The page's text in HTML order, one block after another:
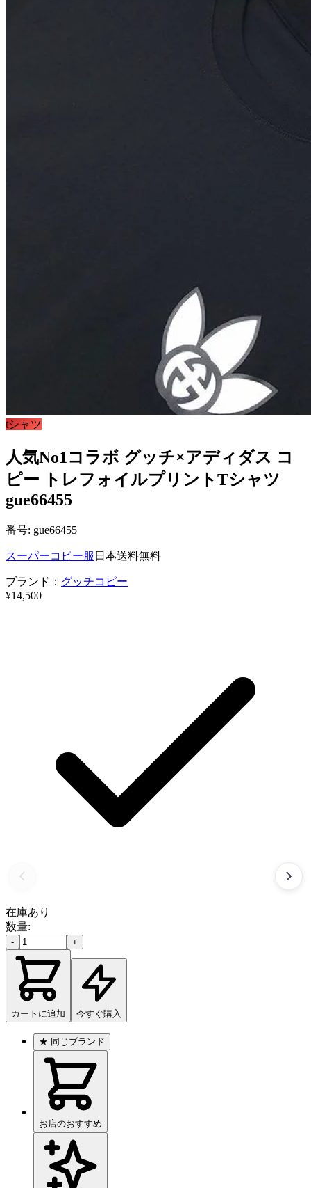
tシャツ
人気No1コラボ グッチ×アディダス コ
ピー トレフォイルプリントTシャツ
gue66455
番号: gue66455
スーパーコピー服 日本送料無料
ブランド： グッチコピー
¥14,500
在庫あり
数量:
- +
カートに追加 今すぐ購入
★ 同じブランド
お店のおすすめ